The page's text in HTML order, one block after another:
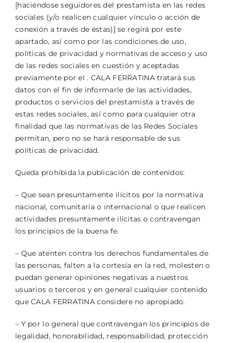
[haciéndose seguidores del prestamista en las redes
sociales (y/o realicen cualquier vínculo o acción de
conexión a través de éstas)] se regirá por este
apartado, así como por las condiciones de uso,
políticas de privacidad y normativas de acceso y uso
de las redes sociales en cuestión y aceptadas
previamente por el . CALA FERRATINA tratará sus
datos con el fin de informarle de las actividades,
productos o servicios del prestamista a través de
estas redes sociales, así como para cualquier otra
finalidad que las normativas de las Redes Sociales
permitan, pero no se hará responsable de sus
políticas de privacidad.
Queda prohibida la publicación de contenidos:
– Que sean presuntamente ilícitos por la normativa
nacional, comunitaria o internacional o que realicen
actividades presuntamente ilícitas o contravengan
los principios de la buena fe.
– Que atenten contra los derechos fundamentales de
las personas, falten a la cortesía en la red, molesten o
puedan generar opiniones negativas a nuestros
usuarios o terceros y en general cualquier contenido
que CALA FERRATINA considere no apropiado.
– Y por lo general que contravengan los principios de
legalidad, honorabilidad, responsabilidad, protección